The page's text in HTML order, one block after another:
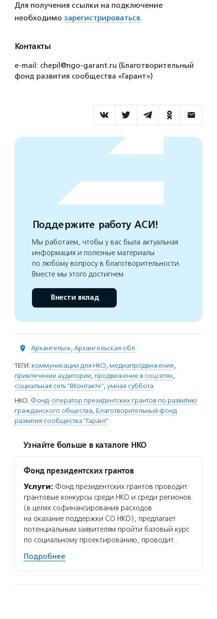
Для получения ссылки на подключение
необходимо зарегистрироваться.
Контакты
e-mail: chepil@ngo-garant.ru (Благотворительный
фонд развития сообщества «Гарант»)
Поддержите работу АСИ!
Мы работаем, чтобы у вас была актуальная
информация и полезные материалы
по любому вопросу в благотворительности.
Вместе мы этого достигнем
Внести вклад
Архангельск, Архангельская обл.
ТЕГИ: коммуникации для НКО, медиапродвижение,
привлечение аудитории, продвижение в соцсетях,
социальная сеть "ВКонтакте", умная суббота
НКО: Фонд-оператор президентских грантов по развитию
гражданского общества, Благотворительный фонд
развития сообщества "Гарант"
Узнайте больше в каталоге НКО
Фонд президентских грантов
Услуги: Фонд президентских грантов проводит
грантовые конкурсы среди НКО и среди регионов
(в целях софинансирования расходов
на оказание поддержки СО НКО), предлагает
потенциальным заявителям пройти базовый курс
по социальному проектированию, проводит…
Подробнее